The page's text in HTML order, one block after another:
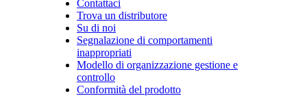
Contattaci
Trova un distributore
Su di noi
Segnalazione di comportamenti
inappropriati
Modello di organizzazione gestione e
controllo
Conformità del prodotto